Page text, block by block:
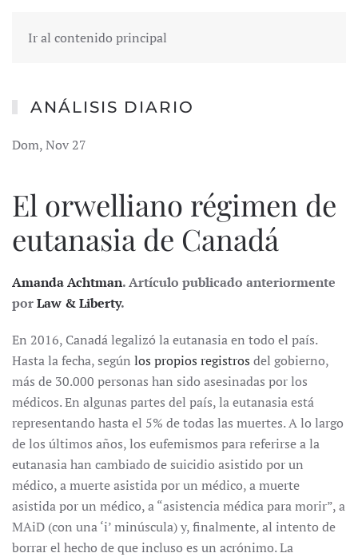
Ir al contenido principal
ANÁLISIS DIARIO
Dom, Nov 27
El orwelliano régimen de
eutanasia de Canadá
Amanda Achtman. Artículo publicado anteriormente
porLaw & Liberty.
En 2016, Canadá legalizó la eutanasia en todo el país.
Hasta la fecha, según los propios registros del gobierno,
más de 30.000 personas han sido asesinadas por los
médicos. En algunas partes del país, la eutanasia está
representando hasta el 5% de todas las muertes. A lo largo
de los últimos años, los eufemismos para referirse a la
eutanasia han cambiado de suicidio asistido por un
médico, a muerte asistida por un médico, a muerte
asistida por un médico, a “asistencia médica para morir”, a
MAiD (con una ‘i’ minúscula) y, finalmente, al intento de
borrar el hecho de que incluso es un acrónimo. La